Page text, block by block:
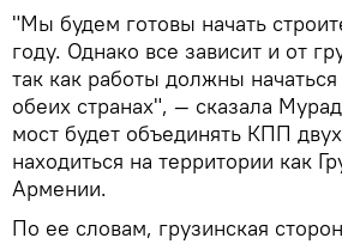
"Мы будем готовы начать
году. Однако все зависит и от
так как работы должны
обеих странах", — сказала
мост будет объединять КПП
находиться на территории как
Армении.
По ее словам, грузинская